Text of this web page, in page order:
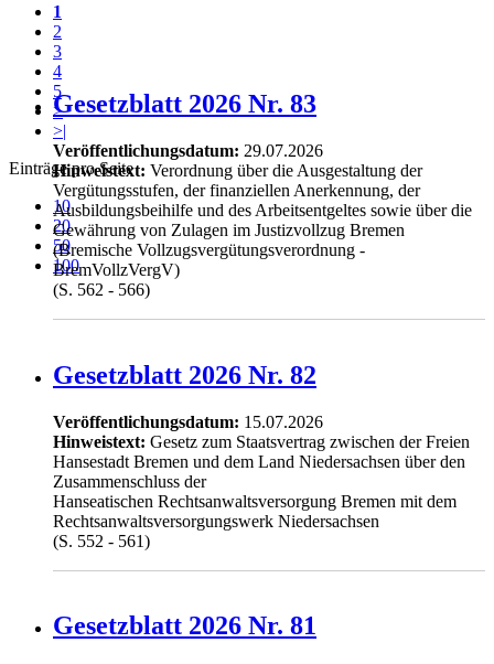
1
2
3
4
5
>
>|
Einträge pro Seite
10
20
50
100
Gesetzblatt 2026 Nr. 83
Veröffentlichungsdatum: 29.07.2026
Hinweistext: Verordnung über die Ausgestaltung der
Vergütungsstufen, der finanziellen Anerkennung, der
Ausbildungsbeihilfe und des Arbeitsentgeltes sowie über die
Gewährung von Zulagen im Justizvollzug Bremen
(Bremische Vollzugsvergütungsverordnung -
BremVollzVergV)
(S. 562 - 566)
Gesetzblatt 2026 Nr. 82
Veröffentlichungsdatum: 15.07.2026
Hinweistext: Gesetz zum Staatsvertrag zwischen der Freien
Hansestadt Bremen und dem Land Niedersachsen über den
Zusammenschluss der
Hanseatischen Rechtsanwaltsversorgung Bremen mit dem
Rechtsanwaltsversorgungswerk Niedersachsen
(S. 552 - 561)
Gesetzblatt 2026 Nr. 81